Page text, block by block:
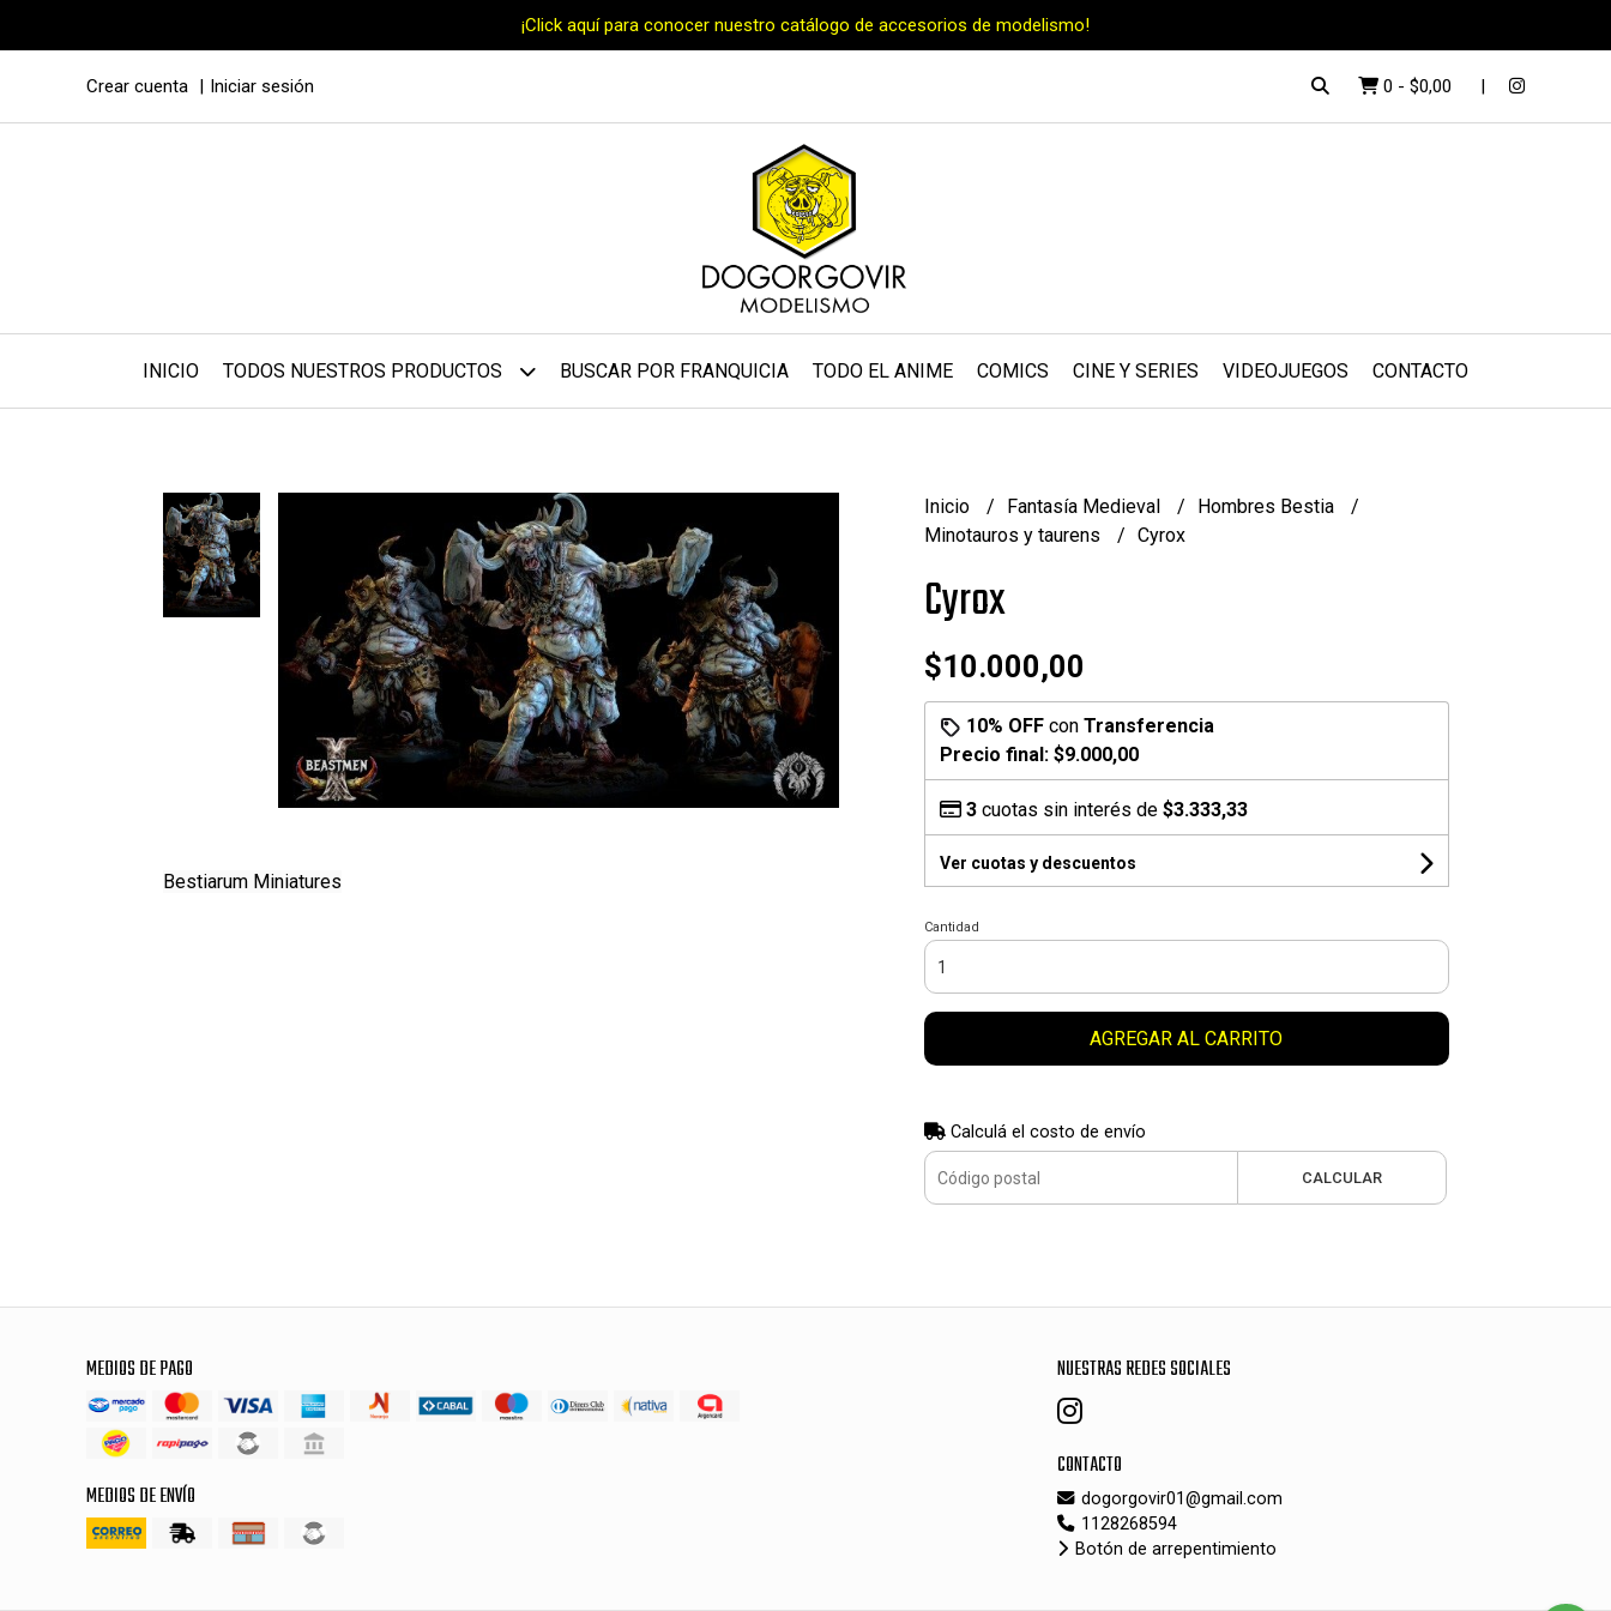
¡Click aquí para conocer nuestro catálogo de accesorios de modelismo!
Crear cuenta Iniciar sesión 0 - $0,00
INICIO TODOS NUESTROS PRODUCTOS BUSCAR POR FRANQUICIA TODO EL ANIME COMICS CINE Y SERIES VIDEOJUEGOS CONTACTO
Bestiarum Miniatures
Inicio Fantasía Medieval
Hombres Bestia
Minotauros y taurens
Cyrox
Cyrox
$10.000,00
10% OFFcon Transferencia
Precio final: $9.000,00
3cuotas sin interés de $3.333,33
Ver cuotas y descuentos
Cantidad
AGREGAR AL CARRITO
Calculá el costo de envío
CALCULAR
MEDIOS DE PAGO
MEDIOS DE ENVÍO
NUESTRAS REDES SOCIALES
CONTACTO
dogorgovir01@gmail.com
1128268594
Botón de arrepentimiento